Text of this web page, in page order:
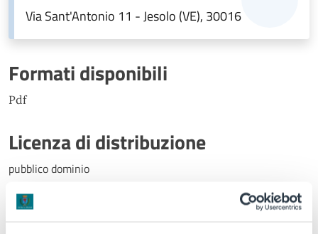
Via Sant'Antonio 11 - Jesolo (VE), 30016
Formati disponibili
Pdf
Licenza di distribuzione
pubblico dominio
Data inizio